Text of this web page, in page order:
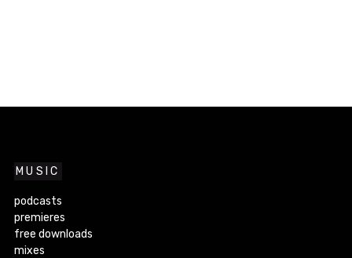
MUSIC
podcasts
premieres
free downloads
mixes